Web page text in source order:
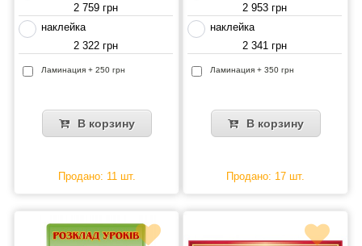
2 759 грн
наклейка
2 322 грн
Ламинация + 250 грн
В корзину
Продано: 11 шт.
2 953 грн
наклейка
2 341 грн
Ламинация + 350 грн
В корзину
Продано: 17 шт.